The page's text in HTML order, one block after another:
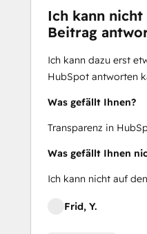
Ich kann
Beitrag
Ich kann dazu erst
HubSpot antworten
Was gefällt Ihnen?
Transparenz in
Was gefällt Ihnen
Ich kann nicht auf
Frid, Y.